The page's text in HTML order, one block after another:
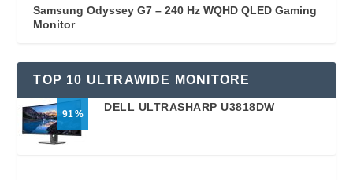
Samsung Odyssey G7 – 240 Hz WQHD QLED Gaming
Monitor
TOP 10 ULTRAWIDE MONITORE
91
DELL ULTRASHARP U3818DW